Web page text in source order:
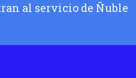
al servicio de Ñuble